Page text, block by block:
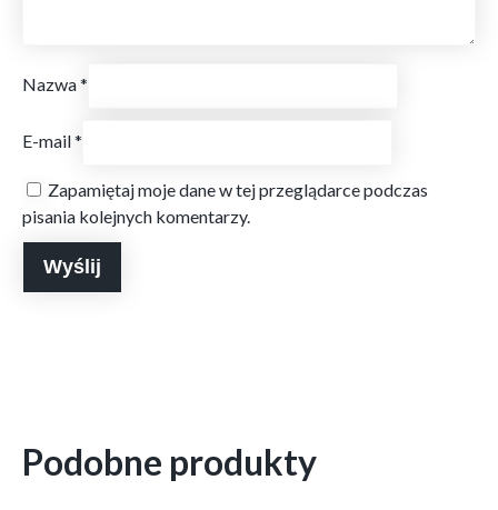
Nazwa*
E-mail*
Zapamiętaj moje dane w tej przeglądarce podczas
pisania kolejnych komentarzy.
Podobne produkty